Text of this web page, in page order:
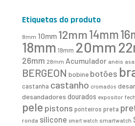
Etiquetas do produto
8mm 10mm 12mm14mm
18mm 19mm 20mm
26mm 28mm Acumulador anéis
BERGEON bobine botões
castanha castanho cromados
desandadores dourados expositor
pele pistons ponteiros preta
ronda silicone smart watch smartwatch